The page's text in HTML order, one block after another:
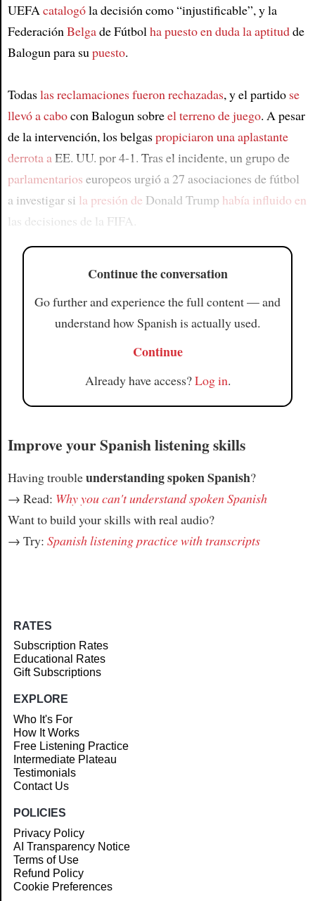
UEFA catalogóla decisión como “injustificable”, y la
Federación Belgade Fútbol ha puesto en duda la aptitudde
Balogun para su puesto.
Todaslas reclamaciones fueron rechazadas, y el partido se
llevó a cabocon Balogun sobreel terreno de juego. A pesar
de la intervención, los belgaspropiciaron una aplastante
derrota a EE. UU. por 4-1. Tras el incidente, un grupo de
parlamentarios europeos urgió a 27 asociaciones de fútbol
a investigar si la presión de Donald Trump había influido en
las decisiones de la FIFA.
Continue the conversation
Go further and experience the full content — and
understand how Spanish is actually used.
Continue
Already have access?Log in.
Improve your Spanish listening skills
Having troubleunderstanding spoken Spanish?
→ Read: Why you can't understand spoken Spanish
Want to build your skills with real audio?
→ Try: Spanish listening practice with transcripts
RATES
Subscription Rates
Educational Rates
Gift Subscriptions
EXPLORE
Who It's For
How It Works
Free Listening Practice
Intermediate Plateau
Testimonials
Contact Us
POLICIES
Privacy Policy
AI Transparency Notice
Terms of Use
Refund Policy
Cookie Preferences